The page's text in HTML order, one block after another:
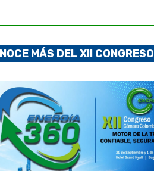
MÁS DEL XII CONGRESO